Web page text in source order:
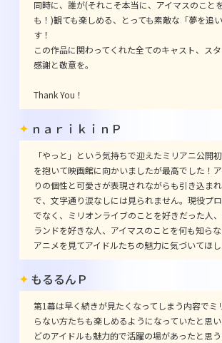
同時に、誰が(それこそ本当に、アイマスのこと
も！)観ても楽しめる、とっても素敵な「夢を追
す！
この作品に関わってくれた全てのキャスト、ス
感謝と敬意を。
Thank You！
ｎａｒｉｋｉｎＰ
「やっと」という気持ちで迎えたミリアニ公開
を抱いて映画館に向かいましたが最高でした！
りの個性と可愛さが表現されながらも引き込ま
で、文字通り涙なしには見られません。現役プ
でなく、ミリオンライブのことを好きだった人
ランドを好きな人、アイマスのことを何も知ら
アニメを見てアイドルたちの魅力に気づいてほし
もるるんＰ
第1幕は早く続きが見たくなってしまう内容でミ
らない方たちも楽しめるようになっていたと思い
どのアイドルも魅力的で活躍の場があったと思